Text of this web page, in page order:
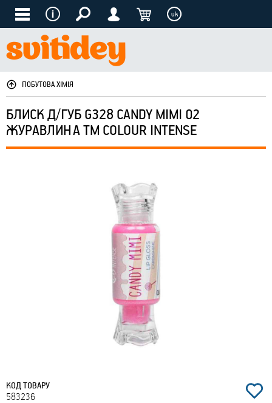
uk
ПОБУТОВА ХІМІЯ
БЛИСК Д/ГУБ G328 CANDY MIMI 02
ЖУРАВЛИНА ТМ COLOUR INTENSE
КОД ТОВАРУ
583236